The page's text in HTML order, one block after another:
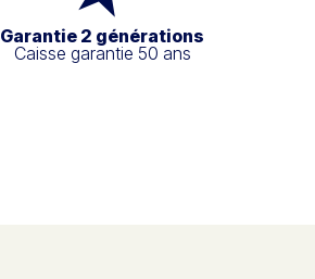
Garantie 2 générations
Caisse garantie 50 ans